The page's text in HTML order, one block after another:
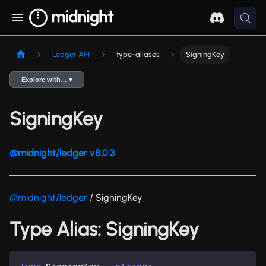
Ledger API type-aliases SigningKey
Explore with… ▾
SigningKey
@midnight/ledger v8.0.3
@midnight/ledger / SigningKey
Type Alias: SigningKey